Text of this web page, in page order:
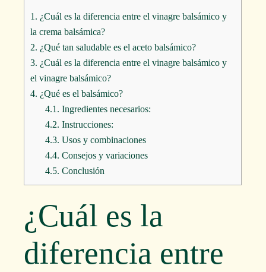
1. ¿Cuál es la diferencia entre el vinagre balsámico y
la crema balsámica?
2. ¿Qué tan saludable es el aceto balsámico?
3. ¿Cuál es la diferencia entre el vinagre balsámico y
el vinagre balsámico?
4. ¿Qué es el balsámico?
4.1. Ingredientes necesarios:
4.2. Instrucciones:
4.3. Usos y combinaciones
4.4. Consejos y variaciones
4.5. Conclusión
¿Cuál es la
diferencia entre